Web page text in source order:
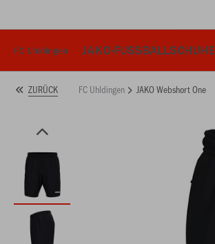
FC Uhldingen JAKO-FUSSBALLSCHUHE
ZURÜCK FC Uhldingen JAKO Webshort One